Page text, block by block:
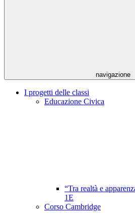
navigazione
I progetti delle classi
Educazione Civica
“Tra realtà e
1E
Corso Cambridge